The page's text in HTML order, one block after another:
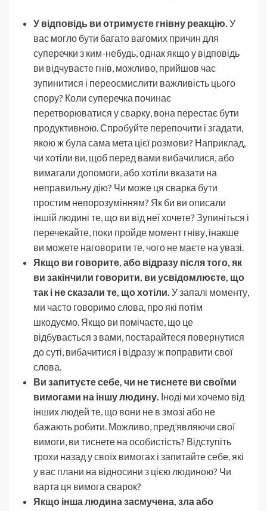
У відповідь ви отримуєте гнівну реакцію. У
вас могло бути багато вагомих причин для
суперечки з ким-небудь, однак якщо у відповідь
ви відчуваєте гнів, можливо, прийшов час
зупинитися і переосмислити важливість цього
спору? Коли суперечка починає
перетворюватися у сварку, вона перестає бути
продуктивною. Спробуйте перепочити і згадати,
якою ж була сама мета цієї розмови? Наприклад,
чи хотіли ви, щоб перед вами вибачилися, або
вимагали допомоги, або хотіли вказати на
неправильну дію? Чи може ця сварка бути
простим непорозумінням? Як би ви описали
іншій людині те, що ви від неї хочете? Зупиніться і
перечекайте, поки пройде момент гніву, інакше
ви можете наговорити те, чого не маєте на увазі.
Якщо ви говорите, або відразу після того, як
ви закінчили говорити, ви усвідомлюєте, що
так і не сказали те, що хотіли. У запалі моменту,
ми часто говоримо слова, про які потім
шкодуємо. Якщо ви помічаєте, що це
відбувається з вами, постарайтеся повернутися
до суті, вибачитися і відразу ж поправити свої
слова.
Ви запитуєте себе, чи не тиснете ви своїми
вимогами на іншу людину. Іноді ми хочемо від
інших людей те, що вони не в змозі або не
бажають робити. Можливо, пред’являючи свої
вимоги, ви тиснете на особистість? Відступіть
трохи назад у своїх вимогах і запитайте себе, які
у вас плани на відносини з цією людиною? Чи
варта ця вимога сварок?
Якщо інша людина засмучена, зла або